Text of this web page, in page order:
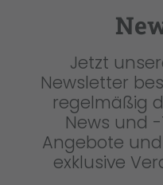
Jetzt
Newsletter
regelmäßig
News und
Angebote
exklusive